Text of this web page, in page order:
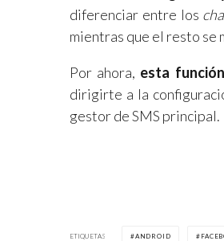
diferenciar entre los
mientras que el resto se
Por ahora, esta
dirigirte a la
gestor de SMS principal.
ETIQUETAS ANDROID